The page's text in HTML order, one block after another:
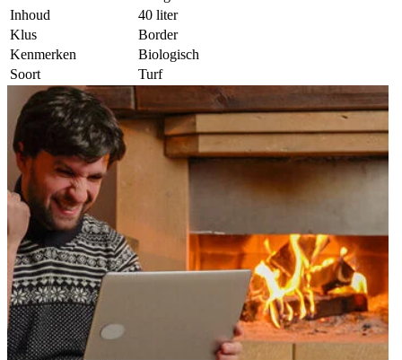
Inhoud
40 liter
Klus
Border
Kenmerken
Biologisch
Soort
Turf